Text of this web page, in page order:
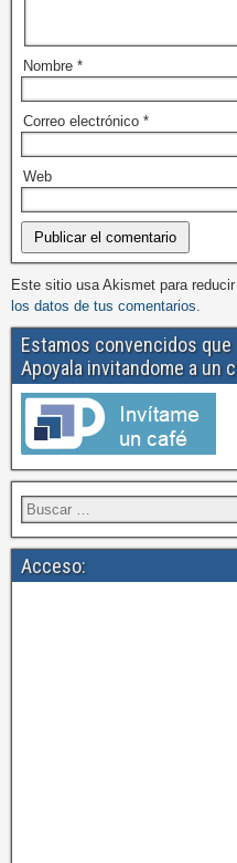
Nombre *
Correo electrónico *
Web
Este sitio usa Akismet para reducir
los datos de tus comentarios.
Estamos convencidos
Apoyala invitandome a un
Acceso: